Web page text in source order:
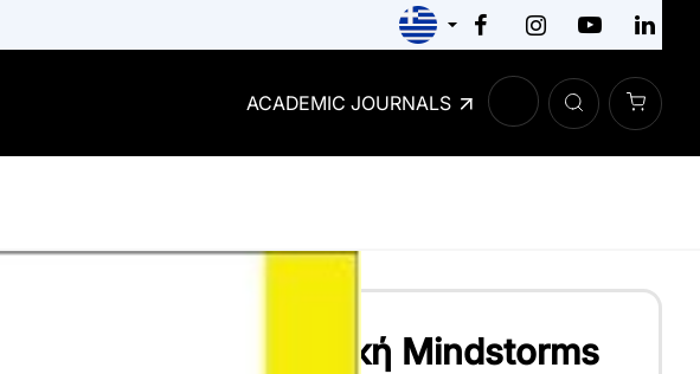
ACADEMIC JOURNALS
Εκπαιδευτική Ρομποτική Mindstorms